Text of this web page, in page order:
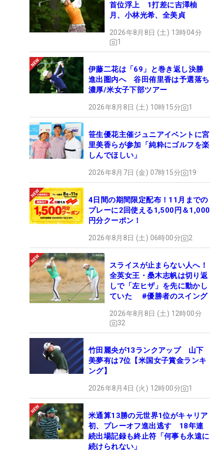
首位浮上 1打差に吉澤柚
月、小林光希、全美貞
2026年8月8日 (土) 13時04分
1
伊藤二花は「69」と巻き返し決勝
進出圏内へ 谷田侑里香は予選落ち
濃厚/米女子下部ツアー
2026年8月8日 (土) 10時15分 1
笹生優花主催ジュニアイベントに宮
里美香らが参加「純粋にゴルフを楽
しんでほしい」
2026年8月7日 (金) 07時15分 19
4日間の期間限定配布！11月までの
プレーに2回使える1,500円＆1,000
円分クーポン！
2026年8月8日 (土) 06時00分 2
スライスが止まらない人へ！
全英女王・桑木志帆は切り返
しで「左ヒザ」を先に動かし
ていた #優勝者のスイング
2026年8月8日 (土) 12時00分
32
竹田麗央が13ランクアップ 山下
美夢有は7位【米国女子賞金ランキ
ング】
2026年8月4日 (火) 12時00分 1
米通算13勝の元世界1位がキャリア
初、プレーオフ進出逃す 18年連
続出場記録も終止符「何事も永遠に
続けられない」